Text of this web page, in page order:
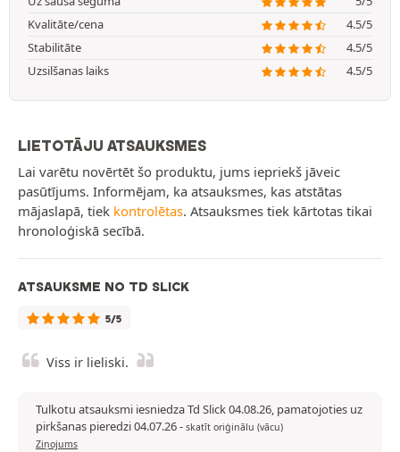
Kvalitāte/cena
4.5/5
Stabilitāte
4.5/5
Uzsilšanas laiks
4.5/5
LIETOTĀJU ATSAUKSMES
Lai varētu novērtēt šo produktu, jums iepriekš jāveic
pasūtījums. Informējam, ka atsauksmes, kas atstātas
mājaslapā, tiek kontrolētas. Atsauksmes tiek kārtotas tikai
hronoloģiskā secībā.
ATSAUKSME NO TD SLICK
5/5
Viss ir lieliski.
Tulkotu atsauksmi iesniedza Td Slick 04.08.26, pamatojoties uz
pirkšanas pieredzi 04.07.26- skatīt oriģinālu (vācu)
Ziņojums